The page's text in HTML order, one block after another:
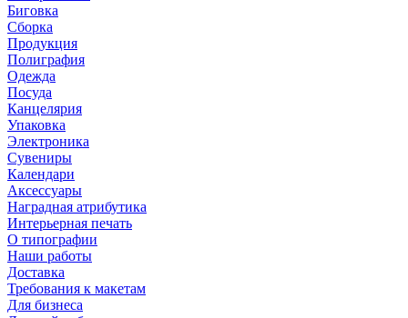
Биговка
Сборка
Продукция
Полиграфия
Одежда
Посуда
Канцелярия
Упаковка
Электроника
Сувениры
Календари
Аксессуары
Наградная атрибутика
Интерьерная печать
О типографии
Наши работы
Доставка
Требования к макетам
Для бизнеса